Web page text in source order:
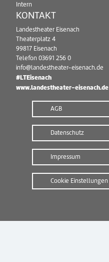
Intern
KONTAKT
Landestheater Eisenach
Theaterplatz 4
99817 Eisenach
Telefon 03691 256 0
info@landestheater-eisenach.de
#LTEisenach
www.landestheater-eisenach.de
AGB
Datenschutz
Impressum
Cookie Einstellungen